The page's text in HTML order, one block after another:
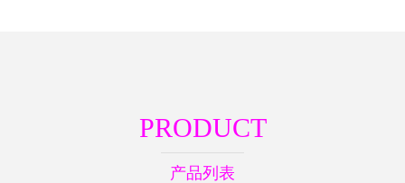
PRODUCT
产品列表